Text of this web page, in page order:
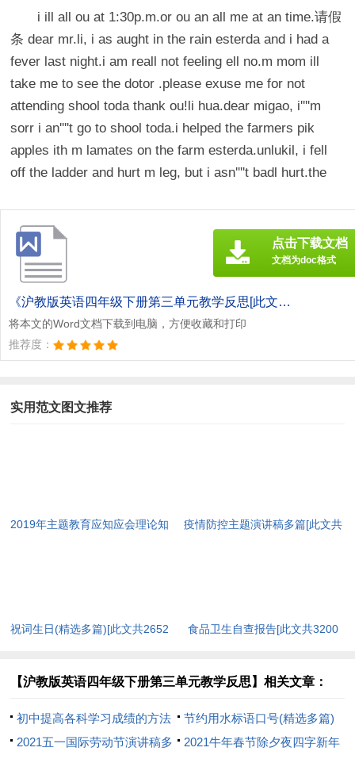
i ill all ou at 1:30p.m.or ou an all me at an time.请假
条 dear mr.li, i as aught in the rain esterda and i had a
fever last night.i am reall not feeling ell no.m mom ill
take me to see the dotor .please exuse me for not
attending shool toda thank ou!li hua.dear migao, i''''m
sorr i an''''t go to shool toda.i helped the farmers pik
apples ith m lamates on the farm esterda.unlukil, i fell
off the ladder and hurt m leg, but i asn''''t badl hurt.the
《沪教版英语四年级下册第三单元教学反思[此文共3158字].doc》
将本文的Word文档下载到电脑，方便收藏和打印
推荐度：
点击下载文档
文档为doc格式
实用范文图文推荐
2019年主题教育应知应会理论知
疫情防控主题演讲稿多篇[此文共
祝词生日(精选多篇)[此文共2652
食品卫生自查报告[此文共3200
【沪教版英语四年级下册第三单元教学反思】相关文章：
初中提高各科学习成绩的方法
[此文共2526字]
节约用水标语口号(精选多篇)
[此文共4302字]
2021五一国际劳动节演讲稿多
2021牛年春节除夕夜四字新年